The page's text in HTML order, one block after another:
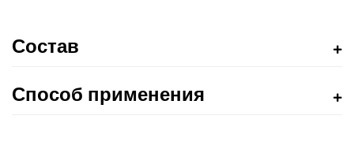
Состав
Способ применения